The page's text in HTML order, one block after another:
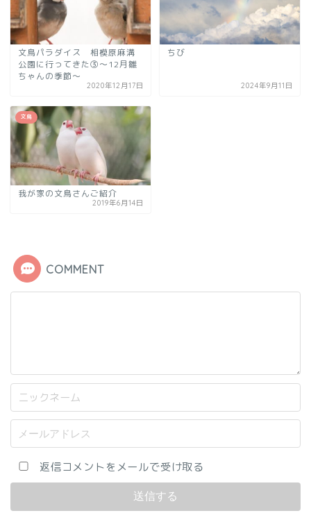
文鳥パラダイス 相模原麻溝
公園に行ってきた③～12月雛
ちゃんの季節～
2020年12月17日
ちび
2024年9月11日
文鳥
我が家の文鳥さんご紹介
2019年6月14日
COMMENT
返信コメントをメールで受け取る